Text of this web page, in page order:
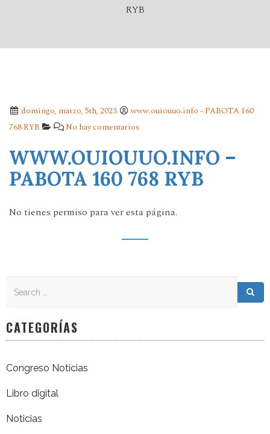
RYB
domingo, marzo, 5th, 2023
www.ouiouuo.info - PABOTA 160
768 RYB
No hay comentarios
WWW.OUIOUUO.INFO –
PABOTA 160 768 RYB
No tienes permiso para ver esta página.
CATEGORÍAS
Congreso Noticias
Libro digital
Noticias